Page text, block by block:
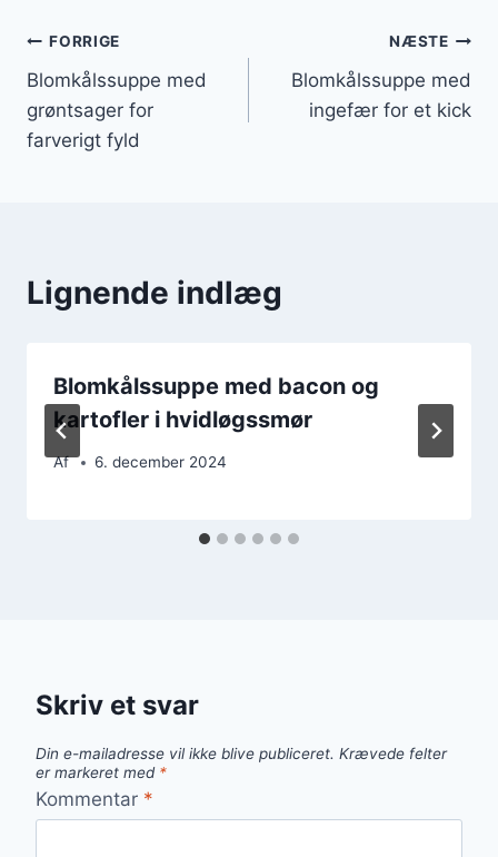
Indlægsnavigation
FORRIGE
Blomkålssuppe med
grøntsager for
farverigt fyld
NÆSTE
Blomkålssuppe med
ingefær for et kick
Lignende indlæg
Blomkålssuppe med bacon og
kartofler i hvidløgssmør
Af 6. december 2024
Skriv et svar
Din e-mailadresse vil ikke blive publiceret. Krævede felter
er markeret med *
Kommentar *